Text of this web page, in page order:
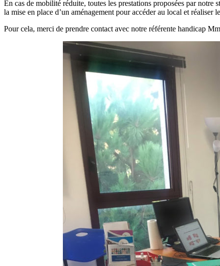
En cas de mobilité réduite, toutes les prestations proposées par notre
la mise en place d’un aménagement pour accéder au local et réaliser
Pour cela, merci de prendre contact avec notre référente handicap